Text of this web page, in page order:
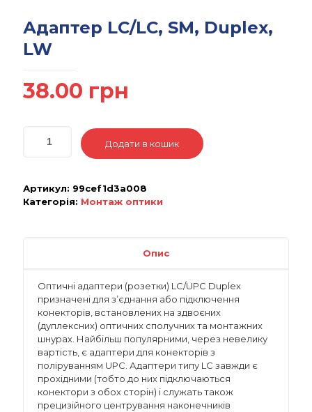
Адаптер LC/LC, SM, Duplex,
LW
38.00 грн
Додати в кошик
Артикул: 99cef1d3a008
Категорія: Монтаж оптики
Опис
Оптичні адаптери (розетки) LC/UPС Duplex
призначені для з’єднання або підключення
конекторів, встановлених на здвоєних
(дуплексних) оптичних сполучних та монтажних
шнурах. Найбільш популярними, через невелику
вартість, є адаптери для конекторів з
поліруванням UPС. Адаптери типу LC завжди є
прохідними (тобто до них підключаються
конектори з обох сторін) і служать також
прецизійного центрування наконечників